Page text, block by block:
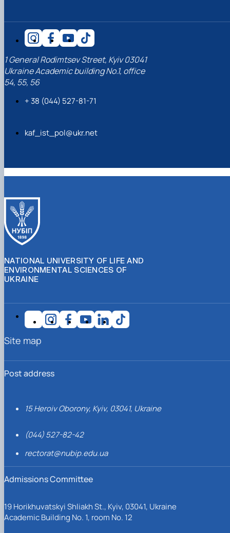
1 General Rodimtsev Street, Kyiv 03041
Ukraine Academic building No.1, office
54, 55, 56
+ 38 (044) 527-81-71
kaf_ist_pol@ukr.net
NATIONAL UNIVERSITY OF LIFE AND
ENVIRONMENTAL SCIENCES OF
UKRAINE
Post address
15 Heroiv Oborony, Kyiv, 03041, Ukraine
(044) 527-82-42
rectorat@nubip.edu.ua
Admissions Committee
19 Horikhuvatskyi Shliakh St., Kyiv, 03041, Ukraine
Academic Building No. 1, room No. 12
Site map